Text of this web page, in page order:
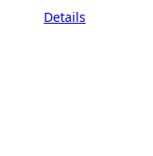
Details